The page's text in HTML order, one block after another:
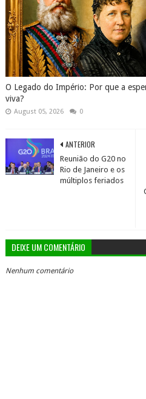
O Legado do Império: Por que a
viva?
August 05, 2026 0
ANTERIOR
Reunião do G20 no
Rio de Janeiro e os
múltiplos feriados
DEIXE UM COMENTÁRIO
Nenhum comentário